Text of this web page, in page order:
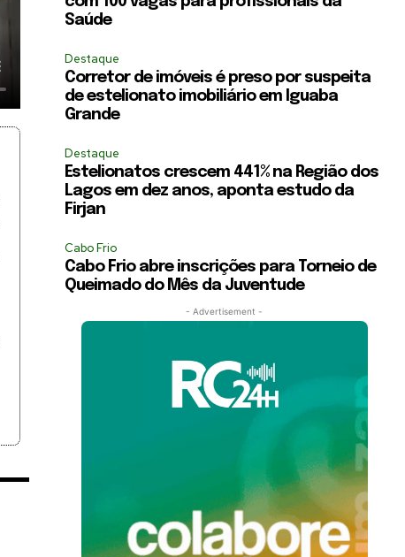
Saúde
Destaque
Corretor de imóveis é preso por suspeita
de estelionato imobiliário em Iguaba
Grande
Destaque
Estelionatos crescem 441% na Região dos
Lagos em dez anos, aponta estudo da
Firjan
Cabo Frio
Cabo Frio abre inscrições para Torneio de
Queimado do Mês da Juventude
- Advertisement -